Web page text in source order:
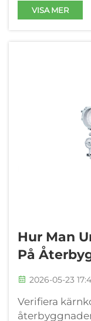
VISA MER
Hur Man
På
2026-05-23
Verifiera